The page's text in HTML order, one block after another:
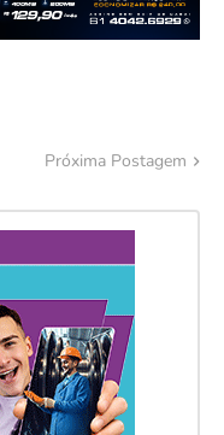
Próxima Postagem